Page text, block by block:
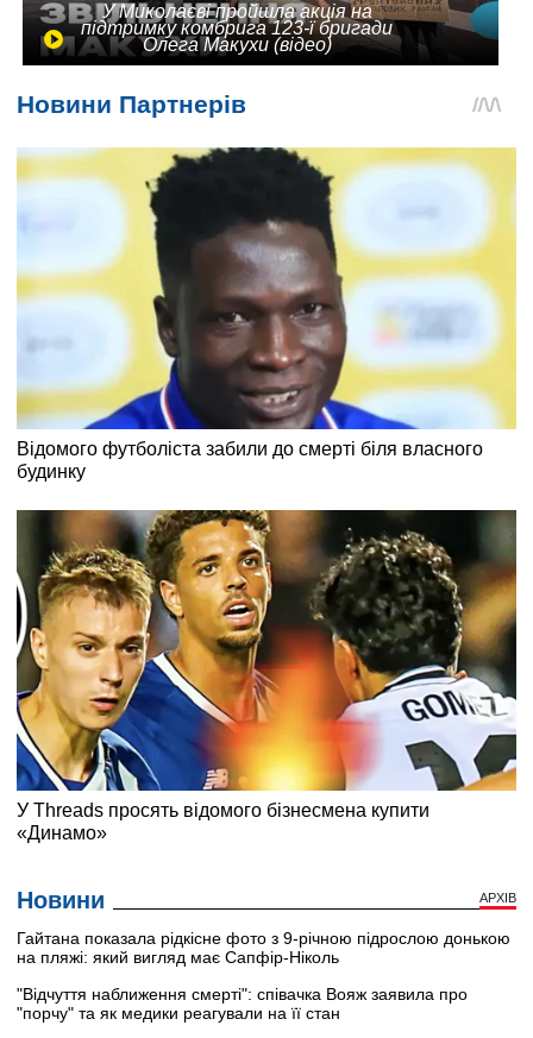
У Миколаєві пройшла акція на
підтримку комбрига 123-ї бригади
Олега Макухи (відео)
Новини АРХІВ
Гайтана показала рідкісне фото з 9-річною підрослою донькою
на пляжі: який вигляд має Сапфір-Ніколь
"Відчуття наближення смерті": співачка Вояж заявила про
"порчу" та як медики реагували на її стан